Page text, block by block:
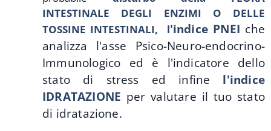
INTESTINALE DEGLI ENZIMI O DELLE
TOSSINE INTESTINALI,
l'indice PNEI che
analizza l'asse Psico-Neuro-endocrino-
Immunologico ed è l'indicatore dello
stato di stress ed infine l'indice
IDRATAZIONE per valutare il tuo stato
di idratazione.